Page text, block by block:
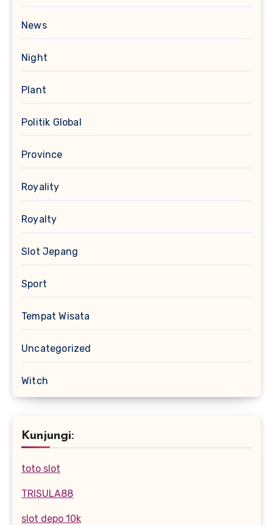
News
Night
Plant
Politik Global
Province
Royality
Royalty
Slot Jepang
Sport
Tempat Wisata
Uncategorized
Witch
Kunjungi:
toto slot
TRISULA88
slot depo 10k